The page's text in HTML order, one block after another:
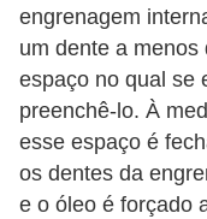
engrenagem
um dente a menos
espaço no qual se
preenchê-lo. À
esse espaço é
os dentes da
e o óleo é forçado
u
e
ç
ã